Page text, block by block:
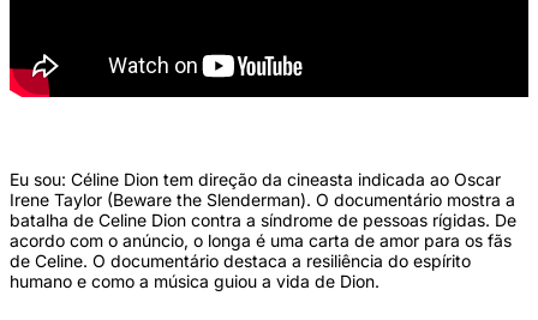
Eu sou: Céline Dion tem direção da cineasta indicada ao Oscar
Irene Taylor (Beware the Slenderman). O documentário mostra a
batalha de Celine Dion contra a síndrome de pessoas rígidas. De
acordo com o anúncio, o longa é uma carta de amor para os fãs
de Celine. O documentário destaca a resiliência do espírito
humano e como a música guiou a vida de Dion.